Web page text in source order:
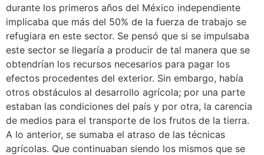
durante los primeros años del México independiente
implicaba que más del 50% de la fuerza de trabajo se
refugiara en este sector. Se pensó que si se impulsaba
este sector se llegaría a producir de tal manera que se
obtendrían los recursos necesarios para pagar los
efectos procedentes del exterior. Sin embargo, había
otros obstáculos al desarrollo agrícola; por una parte
estaban las condiciones del país y por otra, la carencia
de medios para el transporte de los frutos de la tierra.
A lo anterior, se sumaba el atraso de las técnicas
agrícolas. Que continuaban siendo los mismos que se